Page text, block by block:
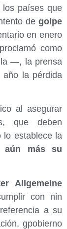
los países que
de golpe
en enero
como
—, la prensa
año la pérdida
al asegurar
que deben
lo establece la
aún más su
Allgemeine
con nin
a su
gpobierno